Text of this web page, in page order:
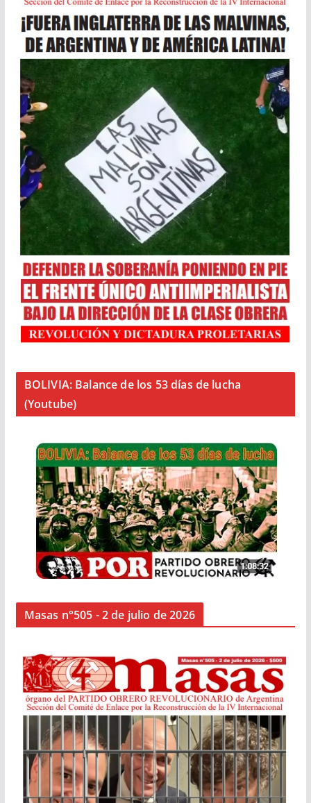
BOLIVIA: Balance de los 53 días de lucha
(Youtube)
Masas n°505 - 2 de julio de 2026